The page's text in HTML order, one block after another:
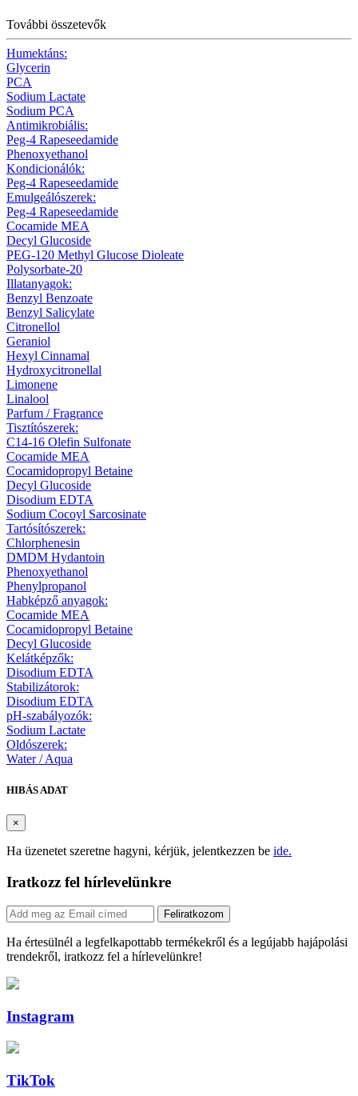
További összetevők
Humektáns:
Glycerin
PCA
Sodium Lactate
Sodium PCA
Antimikrobiális:
Peg-4 Rapeseedamide
Phenoxyethanol
Kondicionálók:
Peg-4 Rapeseedamide
Emulgeálószerek:
Peg-4 Rapeseedamide
Cocamide MEA
Decyl Glucoside
PEG-120 Methyl Glucose Dioleate
Polysorbate-20
Illatanyagok:
Benzyl Benzoate
Benzyl Salicylate
Citronellol
Geraniol
Hexyl Cinnamal
Hydroxycitronellal
Limonene
Linalool
Parfum / Fragrance
Tisztítószerek:
C14-16 Olefin Sulfonate
Cocamide MEA
Cocamidopropyl Betaine
Decyl Glucoside
Disodium EDTA
Sodium Cocoyl Sarcosinate
Tartósítószerek:
Chlorphenesin
DMDM Hydantoin
Phenoxyethanol
Phenylpropanol
Habképző anyagok:
Cocamide MEA
Cocamidopropyl Betaine
Decyl Glucoside
Kelátképzők:
Disodium EDTA
Stabilizátorok:
Disodium EDTA
pH-szabályozók:
Sodium Lactate
Oldószerek:
Water / Aqua
HIBÁS ADAT
×
Ha üzenetet szeretne hagyni, kérjük, jelentkezzen be ide.
Iratkozz fel hírlevelünkre
Feliratkozom
Ha értesülnél a legfelkapottabb termékekről és a legújabb hajápolási
trendekről, iratkozz fel a hírlevelünkre!
Instagram
TikTok